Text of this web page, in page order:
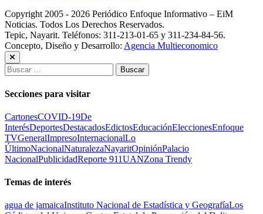
Copyright 2005 - 2026 Periódico Enfoque Informativo – EiM
Noticias. Todos Los Derechos Reservados.
Tepic, Nayarit. Teléfonos: 311-213-01-65 y 311-234-84-56.
Concepto, Diseño y Desarrollo: Agencia Multieconomico
Buscar:
Secciones para visitar
CartonesCOVID-19De
InterésDeportesDestacadosEdictosEducaciónEleccionesEnfoque
TVGeneralImpresoInternacionalLo
ÚltimoNacionalNaturalezaNayaritOpiniónPalacio
NacionalPublicidadReporte 911UANZona Trendy
Temas de interés
agua de jamaicaInstituto Nacional de Estadística y GeografíaLos